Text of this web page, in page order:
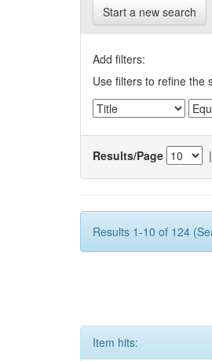
Start a new search
Add filters:
Use filters to refine the
Results/Page |
Results 1-10 of 124
Item hits: